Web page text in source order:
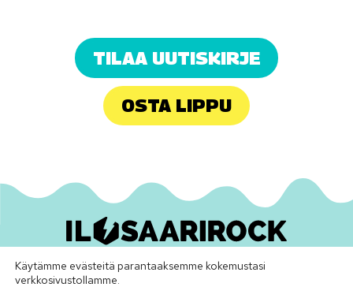
TILAA UUTISKIRJE
OSTA LIPPU
Ilosaarirock Oy•info@ilosaarirock.fi
Käytämme evästeitä parantaaksemme kokemustasi
verkkosivustollamme.